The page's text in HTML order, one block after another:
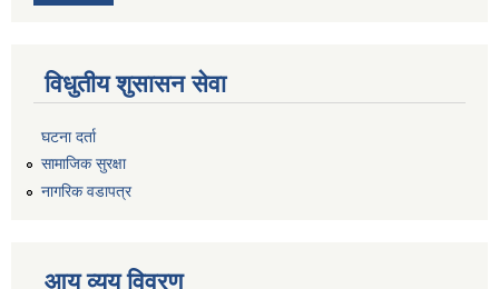
विधुतीय शुसासन सेवा
घटना दर्ता
सामाजिक सुरक्षा
नागरिक वडापत्र
आय व्यय विवरण